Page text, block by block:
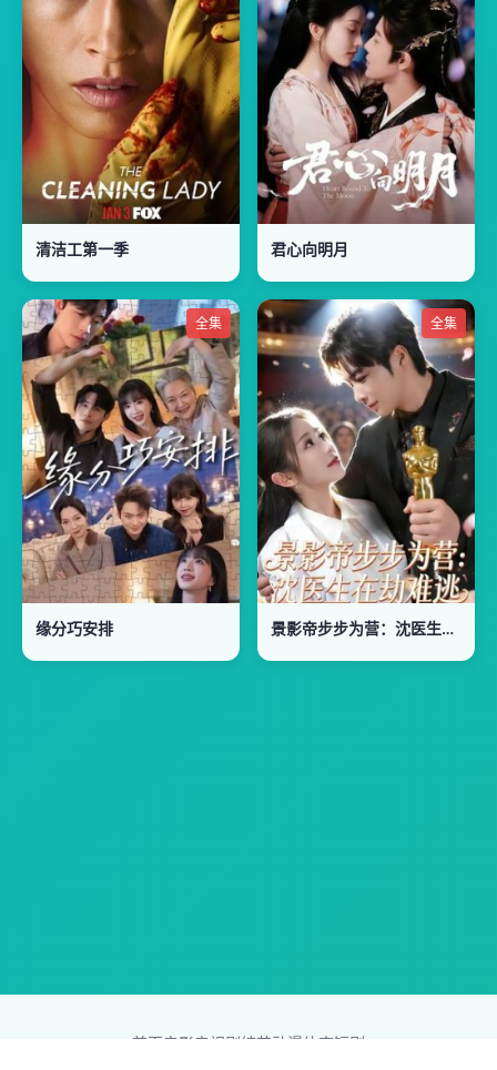
清洁工第一季 君心向明月
全集
缘分巧安排
全集
景影帝步步为营：沈医生在劫难逃
首页电影电视剧综艺动漫体育短剧